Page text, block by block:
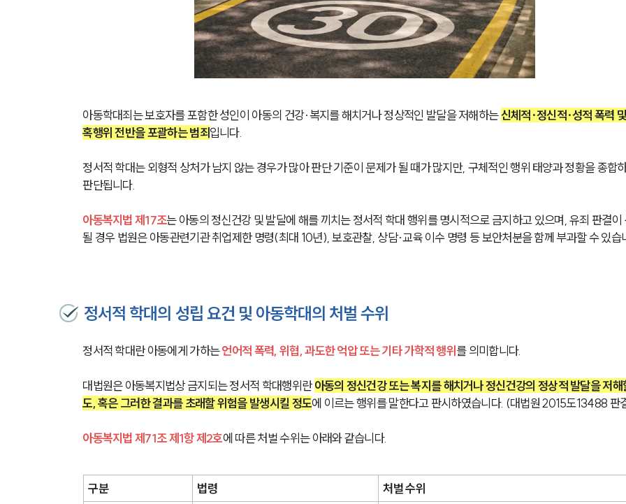
아동학대죄는 보호자를 포함한 성인이 아동의 건강·복지를 해치거나 정상적인 발달을 저해하는 신체적·정신적·성적 폭력
혹행위 전반을 포괄하는 범죄입니다.
정서적 학대는 외형적 상처가 남지 않는 경우가 많아 판단 기준이 문제가 될 때가 많지만, 구체적인 행위 태양과 정황을 종합
판단됩니다.
아동복지법 제17조는 아동의 정신건강 및 발달에 해를 끼치는 정서적 학대 행위를 명시적으로 금지하고 있으며, 유죄 판결이
될 경우 법원은 아동관련기관 취업제한 명령(최대 10년), 보호관찰, 상담·교육 이수 명령 등 보안처분을 함께 부과할 수 있습
정서적 학대의 성립 요건 및 아동학대의 처벌 수위
정서적 학대란 아동에게 가하는 언어적 폭력, 위협, 과도한 억압 또는 기타 가학적 행위를 의미합니다.
대법원은 아동복지법상 금지되는 정서적 학대행위란 아동의 정신건강 또는 복지를 해치거나 정신건강의 정상적 발달을 저해
도, 혹은 그러한 결과를 초래할 위험을 발생시킬 정도에 이르는 행위를 말한다고 판시하였습니다. (대법원 2015도13488 판
아동복지법 제71조 제1항 제2호에 따른 처벌 수위는 아래와 같습니다.
구분 법령
처벌 수위